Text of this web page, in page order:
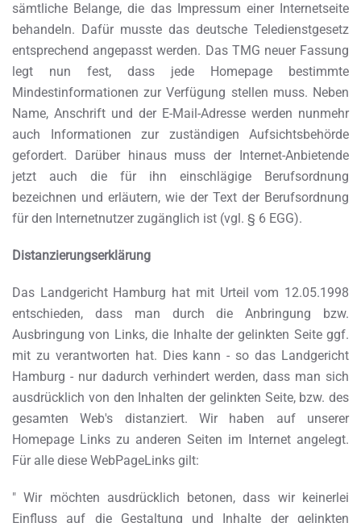
sämtliche Belange, die das Impressum einer Internetseite
behandeln. Dafür musste das deutsche Teledienstgesetz
entsprechend angepasst werden. Das TMG neuer Fassung
legt nun fest, dass jede Homepage bestimmte
Mindestinformationen zur Verfügung stellen muss. Neben
Name, Anschrift und der E-Mail-Adresse werden nunmehr
auch Informationen zur zuständigen Aufsichtsbehörde
gefordert. Darüber hinaus muss der Internet-Anbietende
jetzt auch die für ihn einschlägige Berufsordnung
bezeichnen und erläutern, wie der Text der Berufsordnung
für den lnternetnutzer zugänglich ist (vgl. § 6 EGG).
Distanzierungserklärung
Das Landgericht Hamburg hat mit Urteil vom 12.05.1998
entschieden, dass man durch die Anbringung bzw.
Ausbringung von Links, die Inhalte der gelinkten Seite ggf.
mit zu verantworten hat. Dies kann - so das Landgericht
Hamburg - nur dadurch verhindert werden, dass man sich
ausdrücklich von den Inhalten der gelinkten Seite, bzw. des
gesamten Web's distanziert. Wir haben auf unserer
Homepage Links zu anderen Seiten im Internet angelegt.
Für alle diese WebPageLinks gilt:
" Wir möchten ausdrücklich betonen, dass wir keinerlei
Einfluss auf die Gestaltung und Inhalte der gelinkten